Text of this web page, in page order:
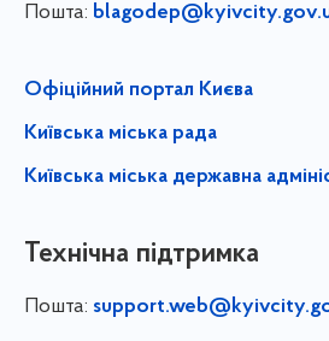
Пошта:
Офіційний портал Києва
Київська міська рада
Київська міська державна
Технічна підтримка
Пошта: